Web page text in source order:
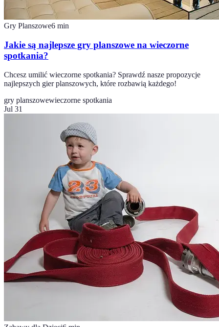
Gry Planszowe6 min
Jakie są najlepsze gry planszowe na wieczorne
spotkania?
Chcesz umilić wieczorne spotkania? Sprawdź nasze propozycje
najlepszych gier planszowych, które rozbawią każdego!
gry planszowewieczorne spotkania
Jul 31